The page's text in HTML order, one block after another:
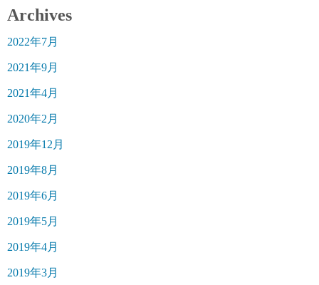
Archives
2022年7月
2021年9月
2021年4月
2020年2月
2019年12月
2019年8月
2019年6月
2019年5月
2019年4月
2019年3月